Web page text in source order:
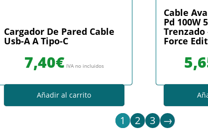
Cargador De Pared Cable
Usb-A A Tipo-C
7,40€ IVA no incluidos
Añadir al carrito
Cable
Pd 100W
Trenzado
Force
1 2 3 →